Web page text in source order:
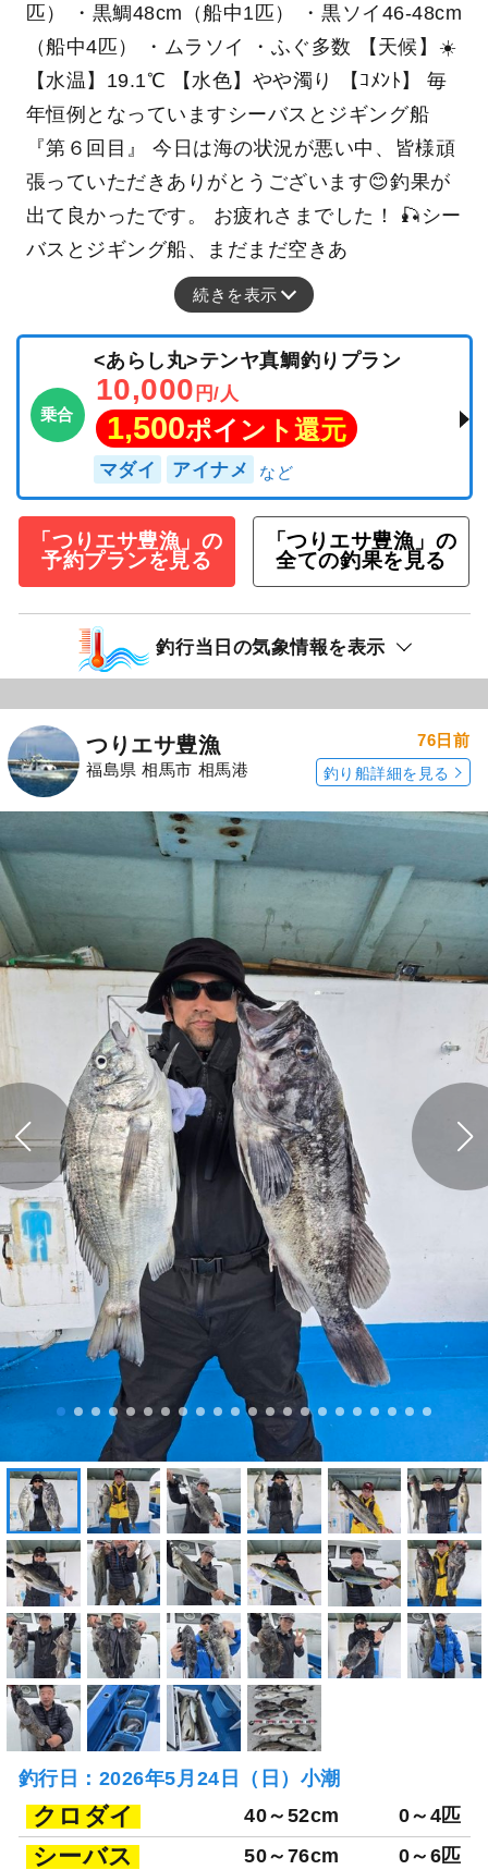
匹） ・黒鯛48cm（船中1匹） ・黒ソイ46-48cm
（船中4匹） ・ムラソイ ・ふぐ多数 【天候】☀️
【水温】19.1℃ 【水色】やや濁り 【ｺﾒﾝﾄ】 毎
年恒例となっていますシーバスとジギング船
『第６回目』 今日は海の状況が悪い中、皆様頑
張っていただきありがとうございます😊釣果が
出て良かったです。 お疲れさまでした！ 🎣シー
バスとジギング船、まだまだ空きあ
続きを表示
乗合
<あらし丸>テンヤ真鯛釣りプラン
10,000 円/人
1,500ポイント還元
マダイ アイナメ
「つりエサ豊漁」の
予約プランを見る
「つりエサ豊漁」の
全ての釣果を見る
釣行当日の気象情報を表示
つりエサ豊漁
福島県 相馬市 相馬港
76日前
釣り船詳細を見る
釣行日：2026年5月24日（日）小潮
クロダイ 40～52cm 0～4匹
シーバス 50～76cm 0～6匹